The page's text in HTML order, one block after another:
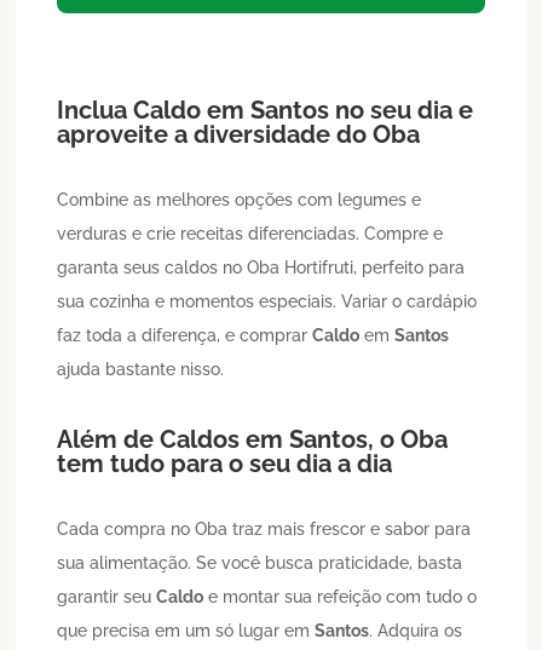
IncluaCaldo emSantos no seu dia e
aproveite a diversidade do Oba
Combine as melhores opções com legumes e
verduras e crie receitas diferenciadas. Compre e
garanta seus caldos no Oba Hortifruti, perfeito para
sua cozinha e momentos especiais. Variar o cardápio
faz toda a diferença, e comprarCaldo emSantos
ajuda bastante nisso.
Além deCaldos emSantos, o Oba
tem tudo para o seu dia a dia
Cada compra no Oba traz mais frescor e sabor para
sua alimentação. Se você busca praticidade, basta
garantir seuCaldo e montar sua refeição com tudo o
que precisa em um só lugar emSantos. Adquira os